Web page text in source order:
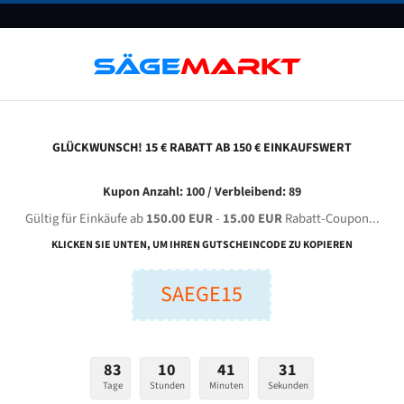
FAQ GUTSCHEINE BLOG KONTAKT
MAKINA UMSO 350 für 4320 mm Bi-Metall
Breite (mm):
GLÜCKWUNSCH! 15 € RABATT AB 150 € EINKAUFSWERT
Kupon Anzahl: 100 / Verbleibend: 89
Gültig für Einkäufe ab150.00 EUR- 15.00 EURRabatt-Coupon...
KLICKEN SIE UNTEN, UM IHREN GUTSCHEINCODE ZU KOPIEREN
SAEGE15
83
Tage
10
Stunden
41
Minuten
30
Sekunden